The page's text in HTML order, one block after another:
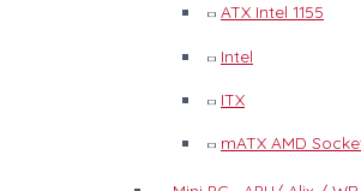
ATX Intel 1155
Intel
ITX
mATX AMD